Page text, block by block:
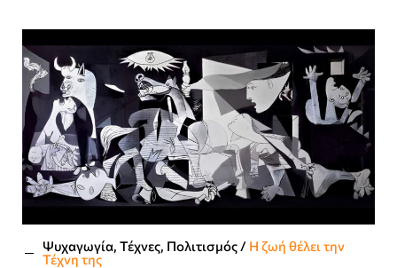
Ψυχαγωγία, Τέχνες, Πολιτισμός/ Η ζωή θέλει την
Τέχνη της